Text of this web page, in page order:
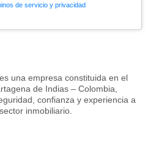
de servicio y privacidad
una empresa constituida en el
de Indias – Colombia,
confianza y experiencia a
inmobiliario.